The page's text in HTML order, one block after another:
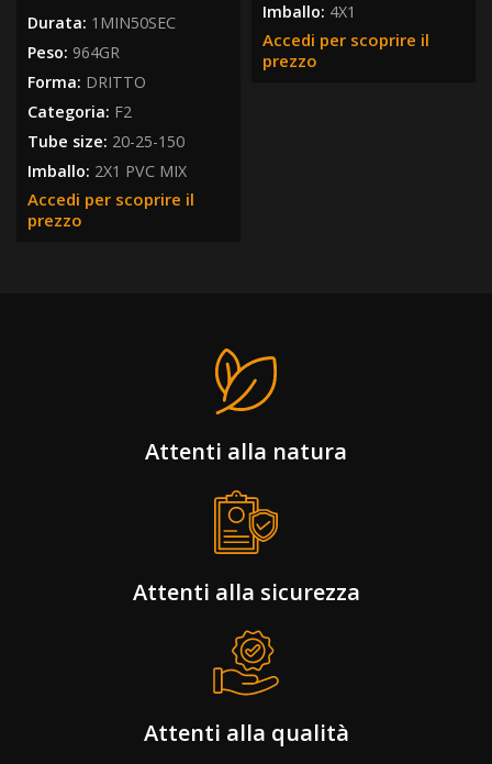
Durata: 1MIN50SEC
Peso: 964GR
Forma: DRITTO
Categoria: F2
Tube size: 20-25-150
Imballo: 2X1 PVC MIX
Accedi per scoprire il
prezzo
Imballo: 4X1
Accedi per scoprire il
prezzo
Attenti alla natura
Attenti alla sicurezza
Attenti alla qualità